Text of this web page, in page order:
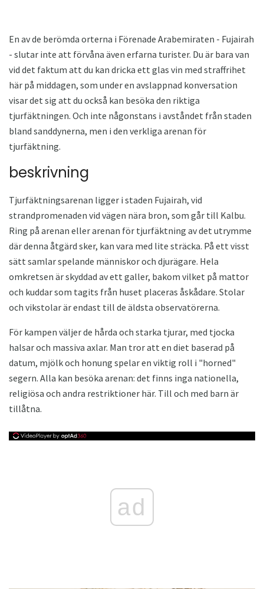
En av de berömda orterna i Förenade Arabemiraten - Fujairah
- slutar inte att förvåna även erfarna turister. Du är bara van
vid det faktum att du kan dricka ett glas vin med straffrihet
här på middagen, som under en avslappnad konversation
visar det sig att du också kan besöka den riktiga
tjurfäktningen. Och inte någonstans i avståndet från staden
bland sanddynerna, men i den verkliga arenan för
tjurfäktning.
beskrivning
Tjurfäktningsarenan ligger i staden Fujairah, vid
strandpromenaden vid vägen nära bron, som går till Kalbu.
Ring på arenan eller arenan för tjurfäktning av det utrymme
där denna åtgärd sker, kan vara med lite sträcka. På ett visst
sätt samlar spelande människor och djurägare. Hela
omkretsen är skyddad av ett galler, bakom vilket på mattor
och kuddar som tagits från huset placeras åskådare. Stolar
och vikstolar är endast till de äldsta observatörerna.
För kampen väljer de hårda och starka tjurar, med tjocka
halsar och massiva axlar. Man tror att en diet baserad på
datum, mjölk och honung spelar en viktig roll i "horned"
segern. Alla kan besöka arenan: det finns inga nationella,
religiösa och andra restriktioner här. Till och med barn är
tillåtna.
ad